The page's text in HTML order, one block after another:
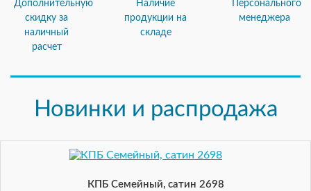
Дополнительную
скидку за
наличный
расчет
Наличие
продукции на
складе
Персонального
менеджера
Новинки и распродажа
КПБ Семейный, сатин 2698